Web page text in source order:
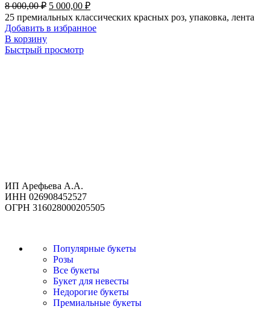
8 000,00₽ 5 000,00 ₽
25 премиальных классических красных роз, упаковка, лента
Добавить в избранное
В корзину
Быстрый просмотр
ИП Арефьева А.А.
ИНН 026908452527
ОГРН 316028000205505
Популярные букеты
Розы
Все букеты
Букет для невесты
Недорогие букеты
Премиальные букеты